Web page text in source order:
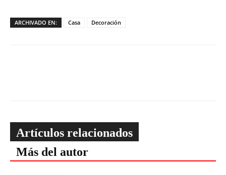
ARCHIVADO EN: Casa Decoración
Artículos relacionados
Más del autor